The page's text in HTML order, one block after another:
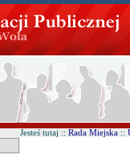
Jesteś tutaj :: Rada Miejska ::